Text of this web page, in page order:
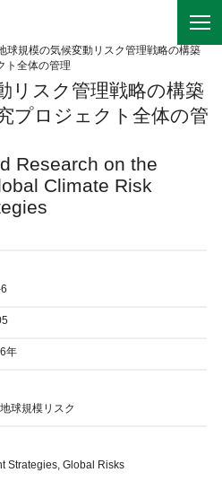
球規模の気候変動リスク管理戦略の構築
ト全体の管理
リスク管理戦略の構築
プロジェクト全体の管
Research on the
Climate Risk
年
球規模リスク
Strategies, Global Risks